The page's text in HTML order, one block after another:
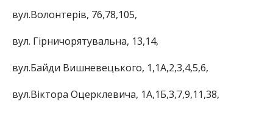
вул.Волонтерів, 76,78,105,
вул. Гірничорятувальна, 13,14,
вул.Байди Вишневецького, 1,1А,2,3,4,5,6,
вул.Віктора Оцерклевича, 1А,1Б,3,7,9,11,38,